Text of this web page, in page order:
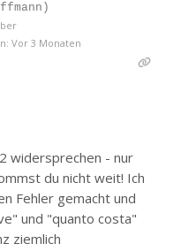
Vor 3 Monaten
widersprechen - nur
du nicht weit! Ich
Fehler gemacht und
und "quanto costa"
ziemlich